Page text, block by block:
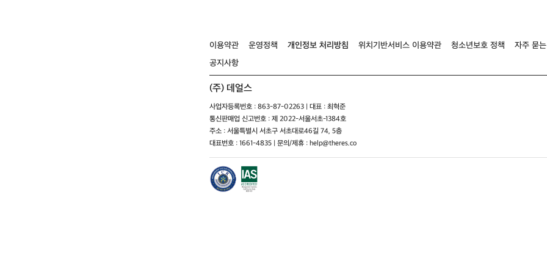
이용약관 운영정책 개인정보 처리방침 위치기반서비스 이용약관 청소년보호 정책
자주 묻
공지사항
(주) 데얼스
사업자등록번호 : 863-87-02263 | 대표 : 최혁준
통신판매업 신고번호 : 제 2022-서울서초-1384호
주소 : 서울특별시 서초구 서초대로46길 74, 5층
대표번호 : 1661-4835 | 문의/제휴 : help@theres.co